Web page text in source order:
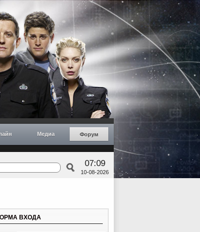
Медиа Форум
07:09
10-08-2026
ВХОДА